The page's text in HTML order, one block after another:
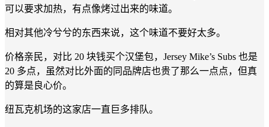
可以要求加热，有点像烤过出来的味道。
相对其他冷兮兮的东西来说，这个味道不要好太多。
价格亲民，对比 20 块钱买个汉堡包，Jersey Mike’s Subs 也是
20 多点，虽然对比外面的同品牌店也贵了那么一点点，但真
的算是良心价。
纽瓦克机场的这家店一直巨多排队。